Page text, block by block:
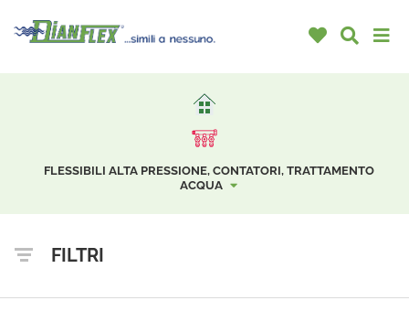
FLESSIBILI ALTA PRESSIONE, CONTATORI, TRATTAMENTO
ACQUA
FILTRI